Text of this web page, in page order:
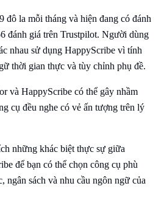
đô la mỗi tháng và hiện đang có đánh
đánh giá trên Trustpilot. Người dùng
nhau sử dụng HappyScribe vì tính
thời gian thực và tùy chỉnh phụ đề.
và HappyScribe có thể gây nhầm
cụ đều nghe có vẻ ấn tượng trên lý
những khác biệt thực sự giữa
để bạn có thể chọn công cụ phù
ngân sách và nhu cầu ngôn ngữ của